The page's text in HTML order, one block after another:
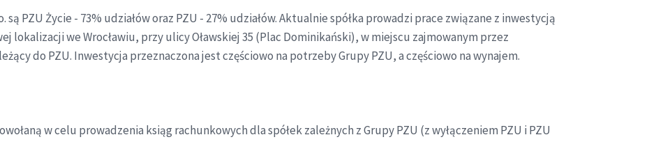
są PZU Życie - 73% udziałów oraz PZU - 27% udziałów. Aktualnie spółka prowadzi prace związane z inwestycją
lokalizacji we Wrocławiu, przy ulicy Oławskiej 35 (Plac Dominikański), w miejscu zajmowanym przez
do PZU. Inwestycja przeznaczona jest częściowo na potrzeby Grupy PZU, a częściowo na wynajem.
w celu prowadzenia ksiąg rachunkowych dla spółek zależnych z Grupy PZU (z wyłączeniem PZU i PZU